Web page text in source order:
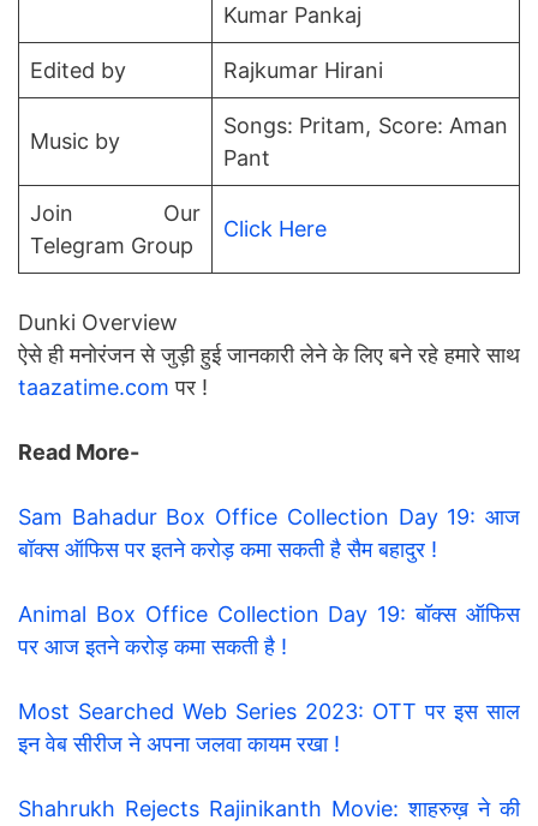
Kumar Pankaj
Edited by Rajkumar Hirani
Music by
Songs: Pritam, Score: Aman
Pant
Join Our
Telegram Group
Click Here
Dunki Overview
ऐसे ही मनोरंजन से जुड़ी हुई जानकारी लेने के लिए बने रहे हमारे साथ
taazatime.com पर !
Read More-
Sam Bahadur Box Office Collection Day 19: आज
बॉक्स ऑफिस पर इतने करोड़ कमा सकती है सैम बहादुर !
Animal Box Office Collection Day 19: बॉक्स ऑफिस
पर आज इतने करोड़ कमा सकती है !
Most Searched Web Series 2023: OTT पर इस साल
इन वेब सीरीज ने अपना जलवा कायम रखा !
Shahrukh Rejects Rajinikanth Movie: शाहरुख़ ने की